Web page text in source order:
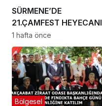
SÜRMENE’DE
21.ÇAMFEST HEYECANI
1 hafta önce
Bölgesel